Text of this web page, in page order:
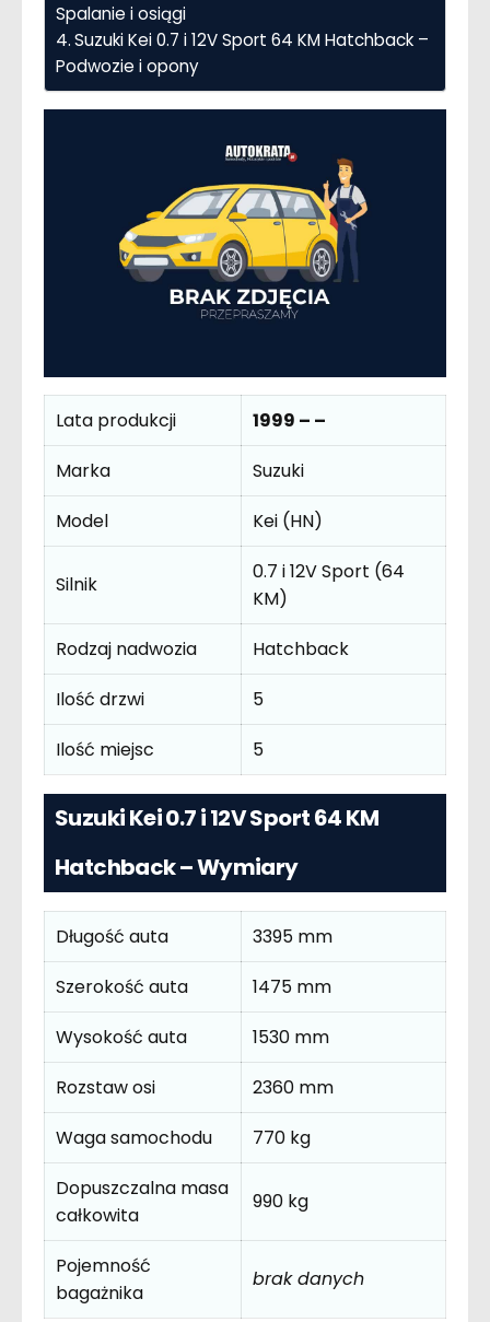
Spalanie i osiągi
Suzuki Kei 0.7 i 12V Sport 64 KM Hatchback –
Podwozie i opony
Lata produkcji
1999 – –
Marka
Suzuki
Model
Kei (HN)
Silnik
0.7 i 12V Sport (64
KM)
Rodzaj nadwozia
Hatchback
Ilość drzwi
5
Ilość miejsc
5
Suzuki Kei 0.7 i 12V Sport 64 KM
Hatchback – Wymiary
Długość auta
3395 mm
Szerokość auta
1475 mm
Wysokość auta
1530 mm
Rozstaw osi
2360 mm
Waga samochodu
770 kg
Dopuszczalna masa
całkowita
990 kg
Pojemność
bagażnika
brak danych